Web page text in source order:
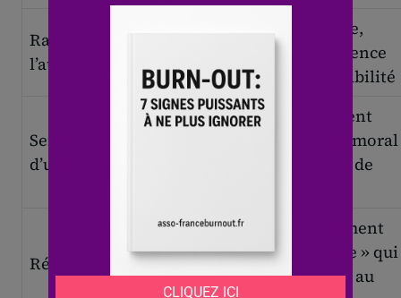
Rapport à
l’autre
Patience parfois
limitée
Cynisme,
indifférence
ou irritabilité
Sentiment
d’utilité
Préservé
Sentiment
d’échec moral
et perte de
Récupération
Sommeil et
repos efficaces
Épuisement
« à l’âme » qui
persiste au